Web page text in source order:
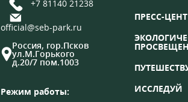
+7 81140 21238
official@seb-park.ru
Россия, гор.Псков
ул.М.Горького
д.20/7 пом.1003
Режим работы:
ПРЕСС-
ИССЛЕДУЙ